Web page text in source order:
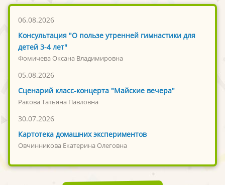
06.08.2026
Консультация "О пользе утренней гимнастики для
детей 3-4 лет"
Фомичева Оксана Владимировна
05.08.2026
Сценарий класс-концерта "Майские вечера"
Ракова Татьяна Павловна
30.07.2026
Картотека домашних экспериментов
Овчинникова Екатерина Олеговна